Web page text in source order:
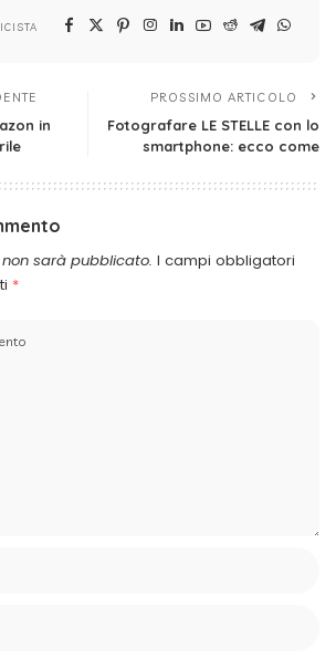
in
PROSSIMO ARTICOLO
Fotografare LE STELLE con lo
smartphone: ecco come
sarà pubblicato. I campi obbligatori
*